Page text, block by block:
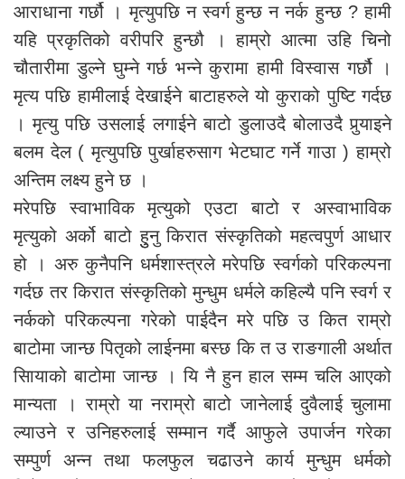
आराधाना गर्छौ । मृत्युपछि न स्वर्ग हुन्छ न नर्क हुन्छ ? हामी
यहि प्रकृतिको वरीपरि हुन्छौ । हाम्रो आत्मा उहि चिनो
चौतारीमा डुल्ने घुम्ने गर्छ भन्ने कुरामा हामी विस्वास गर्छौ ।
मृत्य पछि हामीलाई देखाईने बाटाहरुले यो कुराको पुष्टि गर्दछ
। मृत्यु पछि उसलाई लगाईने बाटो डुलाउदै बोलाउदै पुर्‍याइने
बलम देल ( मृत्युपछि पुर्खाहरुसाग भेटघाट गर्ने गाउा ) हाम्रो
अन्तिम लक्ष्य हुने छ ।
मरेपछि स्वाभाविक मृत्युको एउटा बाटो र अस्वाभाविक
मृत्युको अर्को बाटो हुुनु किरात संस्कृतिको महत्वपुर्ण आधार
हो । अरु कुनैपनि धर्मशास्त्रले मरेपछि स्वर्गको परिकल्पना
गर्दछ तर किरात संस्कृतिको मुन्धुम धर्मले कहिल्यै पनि स्वर्ग र
नर्कको परिकल्पना गरेको पाईदैन मरे पछि उ कित राम्रो
बाटोमा जान्छ पितृको लाईनमा बस्छ कि त उ राङगाली अर्थात
सिायाको बाटोमा जान्छ । यि नै हुन हाल सम्म चलि आएको
मान्यता । राम्रो या नराम्रो बाटो जानेलाई दुवैलाई चुलामा
ल्याउने र उनिहरुलाई सम्मान गर्दै आफुले उपार्जन गरेका
सम्पुर्ण अन्न तथा फलफुल चढाउने कार्य मुन्धुम धर्मको